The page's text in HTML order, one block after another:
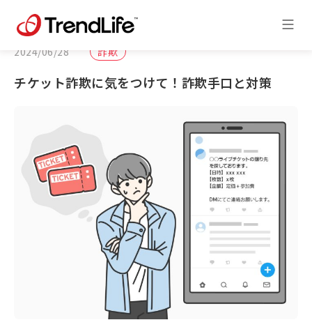
2024/06/28 詐欺
チケット詐欺に気をつけて！詐欺手口と対策